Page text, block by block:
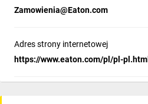
Zamowienia@Eaton.com
Adres strony internetowej
https://www.eaton.com/pl/pl-pl.html